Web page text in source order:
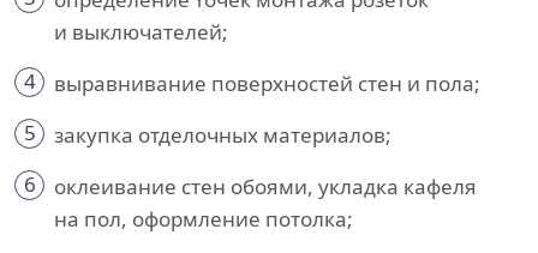
и выключателей;
4
выравнивание поверхностей стен и пола;
5
закупка отделочных материалов;
6
оклеивание стен обоями, укладка кафеля
на пол, оформление потолка;